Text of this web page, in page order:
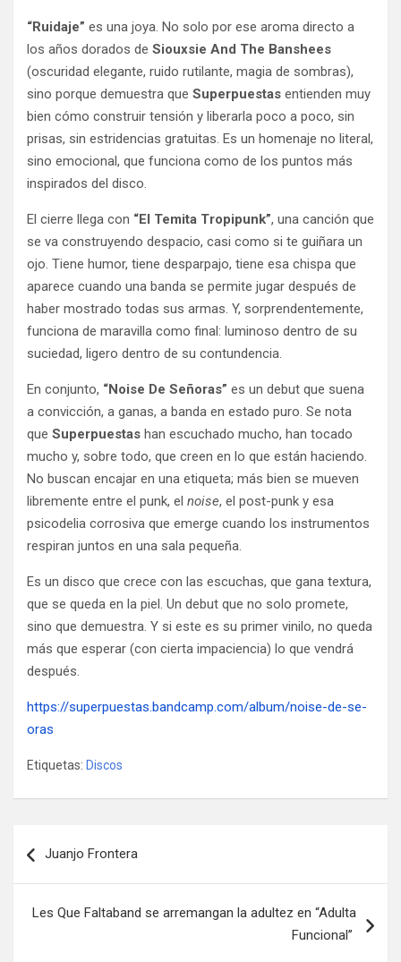
“Ruidaje” es una joya. No solo por ese aroma directo a
los años dorados de Siouxsie And The Banshees
(oscuridad elegante, ruido rutilante, magia de sombras),
sino porque demuestra que Superpuestas entienden muy
bien cómo construir tensión y liberarla poco a poco, sin
prisas, sin estridencias gratuitas. Es un homenaje no literal,
sino emocional, que funciona como de los puntos más
inspirados del disco.
El cierre llega con “El Temita Tropipunk”, una canción que
se va construyendo despacio, casi como si te guiñara un
ojo. Tiene humor, tiene desparpajo, tiene esa chispa que
aparece cuando una banda se permite jugar después de
haber mostrado todas sus armas. Y, sorprendentemente,
funciona de maravilla como final: luminoso dentro de su
suciedad, ligero dentro de su contundencia.
En conjunto, “Noise De Señoras” es un debut que suena
a convicción, a ganas, a banda en estado puro. Se nota
que Superpuestas han escuchado mucho, han tocado
mucho y, sobre todo, que creen en lo que están haciendo.
No buscan encajar en una etiqueta; más bien se mueven
libremente entre el punk, el noise, el post-punk y esa
psicodelia corrosiva que emerge cuando los instrumentos
respiran juntos en una sala pequeña.
Es un disco que crece con las escuchas, que gana textura,
que se queda en la piel. Un debut que no solo promete,
sino que demuestra. Y si este es su primer vinilo, no queda
más que esperar (con cierta impaciencia) lo que vendrá
después.
https://superpuestas.bandcamp.com/album/noise-de-se-
oras
Etiquetas: Discos
de
Juanjo Frontera
Les Que Faltaband se arremangan la adultez en “Adulta
Funcional”